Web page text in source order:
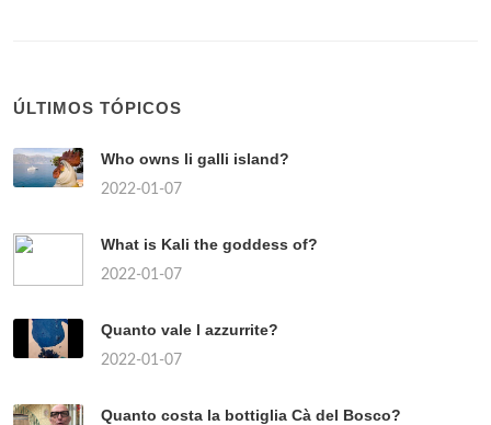
ÚLTIMOS TÓPICOS
Who owns li galli island?
2022-01-07
What is Kali the goddess of?
2022-01-07
Quanto vale l azzurrite?
2022-01-07
Quanto costa la bottiglia Cà del Bosco?